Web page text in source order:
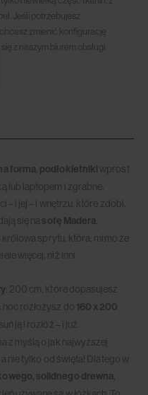
Jeśli potrzebujesz
zmienić konfigurację
z naszym biurem obsługi.
forma podłokietniki wprost
lub laptopem i zgrabne,
i jej – i wnętrzu, które zdobi.
się na sofę Madera
królowa sprytu, która, mimo że
więcej, niż inni.
: 200 cm, które dopasujesz
noc rozłożysz do 160 x 200
ją i rozłóż – i już.
z myślą o jak najwyższej
nie tylko od święta! Dlatego w
solidnego drewna